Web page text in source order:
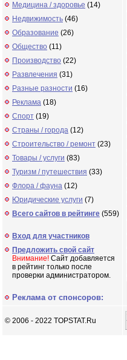
Медицина / здоровье (14)
Недвижимость (46)
Образование (26)
Общество (11)
Производство (22)
Развлечения (31)
Разные разности (16)
Реклама (18)
Спорт (19)
Страны / города (12)
Строительство / ремонт (23)
Товары / услуги (83)
Туризм / путешествия (33)
Флора / фауна (12)
Юридические услуги (7)
Всего сайтов в рейтинге (559)
Вход для участников
Предложить свой сайт
Внимание! Сайт добавляется
в рейтинг только после
проверки администратором.
Реклама от спонсоров:
© 2006 - 2022 TOPSTAT.Ru